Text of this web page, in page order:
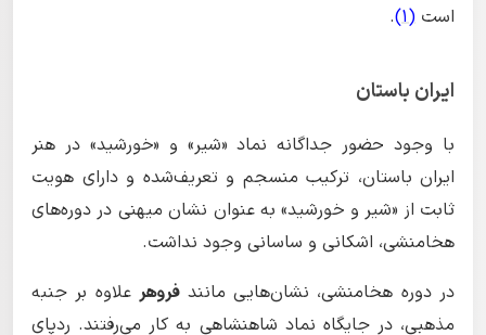
است (1)
.
ایران باستان
با وجود حضور جداگانه نماد «شیر» و «خورشید» در هنر
ایران باستان، ترکیب منسجم و تعریف‌شده و دارای هویت
ثابت از «شیر و خورشید» به عنوان نشان میهنی در دوره‌های
هخامنشی، اشکانی و ساسانی وجود نداشت.
در دوره هخامنشی، نشان‌هایی مانندفروهرعلاوه بر جنبه
مذهبی، در جایگاه نماد شاهنشاهی به کار می‌رفتند. ردپای